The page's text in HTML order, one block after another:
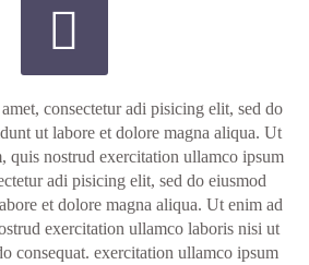


consectetur adi pisicing elit, sed do
ut labore et dolore magna aliqua. Ut
quis nostrud exercitation ullamco ipsum
adi pisicing elit, sed do eiusmod
et dolore magna aliqua. Ut enim ad
exercitation ullamco laboris nisi ut
consequat. exercitation ullamco ipsum